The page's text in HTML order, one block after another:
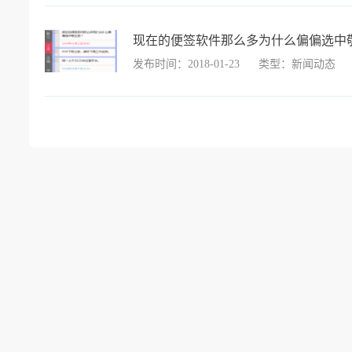
现在的便签软件那么多为什么偏偏选中
发布时间：2018-01-23 类型：新闻动态